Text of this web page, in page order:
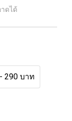
ดได้
290 บาท